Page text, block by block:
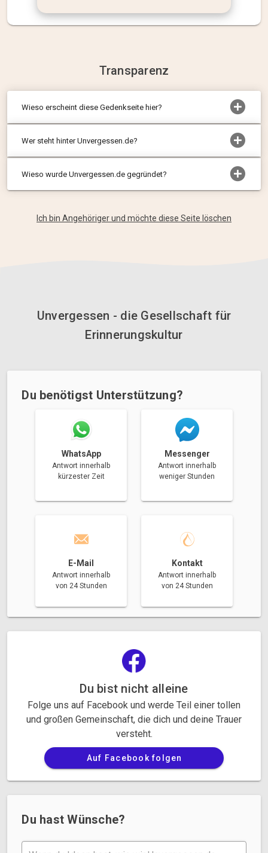
Transparenz
Wieso erscheint diese Gedenkseite hier?
Wer steht hinter Unvergessen.de?
Wieso wurde Unvergessen.de gegründet?
Ich bin Angehöriger und möchte diese Seite löschen
Unvergessen - die Gesellschaft für
Erinnerungskultur
Du benötigst Unterstützung?
WhatsApp
Antwort innerhalb
kürzester Zeit
Messenger
Antwort innerhalb
weniger Stunden
E-Mail
Antwort innerhalb
von 24 Stunden
Kontakt
Antwort innerhalb
von 24 Stunden
Du bist nicht alleine
Folge uns auf Facebook und werde Teil einer tollen
und großen Gemeinschaft, die dich und deine Trauer
versteht.
Auf Facebook folgen
Du hast Wünsche?